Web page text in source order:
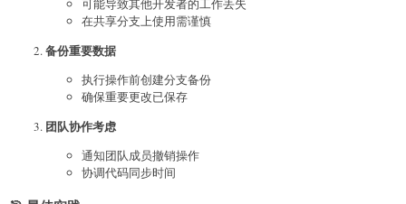
可能导致其他开发者的工作丢失
在共享分支上使用需谨慎
备份重要数据
执行操作前创建分支备份
确保重要更改已保存
团队协作考虑
通知团队成员撤销操作
协调代码同步时间